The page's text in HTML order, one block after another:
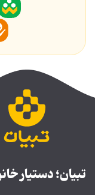
تبیان؛ دستیار